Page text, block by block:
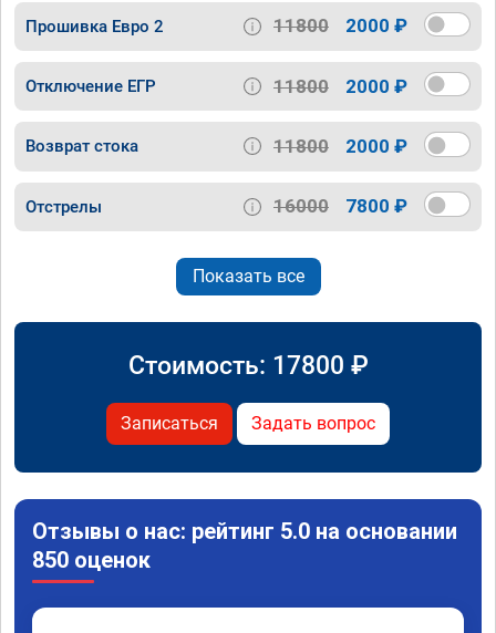
Прошивка Евро 2 11800 2000 ₽
Отключение ЕГР 11800 2000 ₽
Возврат стока 11800 2000 ₽
Отстрелы 16000 7800 ₽
Показать все
Стоимость: 17800 ₽
Записаться Задать вопрос
Отзывы о нас: рейтинг 5.0 на основании
850 оценок